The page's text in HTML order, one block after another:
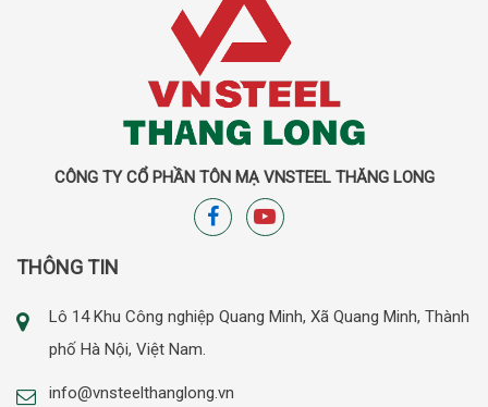
CÔNG TY CỔ PHẦN TÔN MẠ VNSTEEL THĂNG LONG
THÔNG TIN
Lô 14 Khu Công nghiệp Quang Minh, Xã Quang Minh, Thành
phố Hà Nội, Việt Nam.
info@vnsteelthanglong.vn